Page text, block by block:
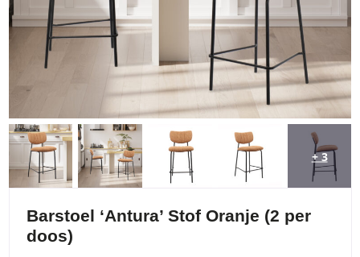
+ 3
Barstoel ‘Antura’ Stof Oranje (2 per
doos)